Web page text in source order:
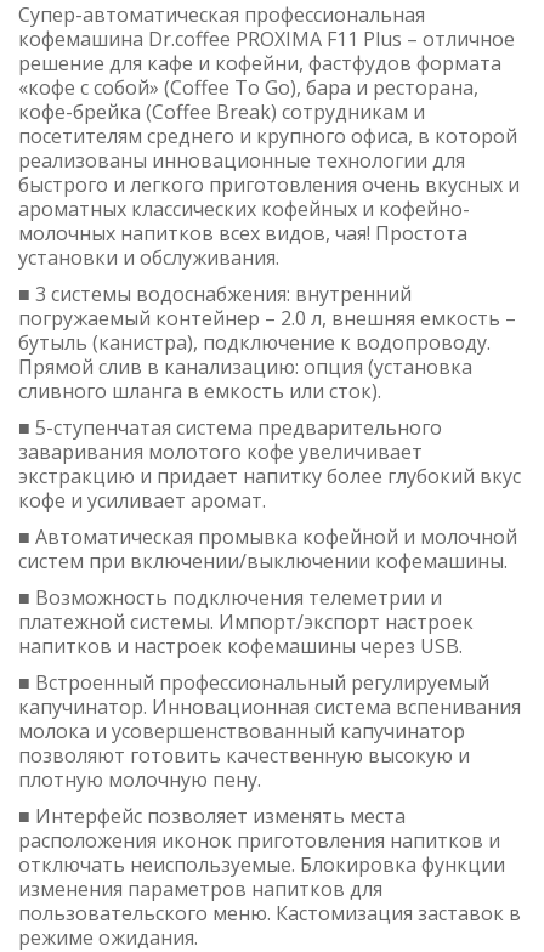
Cупер-автоматическая профессиональная
кофемашина Dr.coffee PROXIMA F11 Plus – отличное
решение для кафе и кофейни, фастфудов формата
«кофе с собой» (Coffee To Go), бара и ресторана,
кофе-брейка (Coffee Break) сотрудникам и
посетителям среднего и крупного офиса, в которой
реализованы инновационные технологии для
быстрого и легкого приготовления очень вкусных и
ароматных классических кофейных и кофейно-
молочных напитков всех видов, чая! Простота
установки и обслуживания.
■ 3 системы водоснабжения: внутренний
погружаемый контейнер – 2.0 л, внешняя емкость –
бутыль (канистра), подключение к водопроводу.
Прямой слив в канализацию: опция (установка
сливного шланга в емкость или сток).
■ 5-ступенчатая система предварительного
заваривания молотого кофе увеличивает
экстракцию и придает напитку более глубокий вкус
кофе и усиливает аромат.
■ Автоматическая промывка кофейной и молочной
систем при включении/выключении кофемашины.
■ Возможность подключения телеметрии и
платежной системы. Импорт/экспорт настроек
напитков и настроек кофемашины через USB.
■ Встроенный профессиональный регулируемый
капучинатор. Инновационная система вспенивания
молока и усовершенствованный капучинатор
позволяют готовить качественную высокую и
плотную молочную пену.
■ Интерфейс позволяет изменять места
расположения иконок приготовления напитков и
отключать неиспользуемые. Блокировка функции
изменения параметров напитков для
пользовательского меню. Кастомизация заставок в
режиме ожидания.